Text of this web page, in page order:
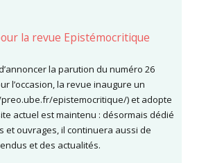
la revue Epistémocritique
la parution du numéro 26
l’occasion, la revue inaugure un
epistemocritique/) et adopte
actuel est maintenu : désormais dédié
et ouvrages, il continuera aussi de
et des actualités.